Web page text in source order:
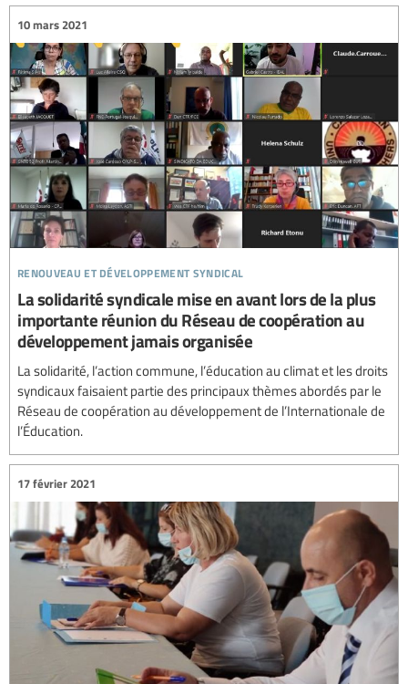
renouveau et développement syndical
10 mars 2021
La solidarité syndicale mise en avant lors de la plus
importante réunion du Réseau de coopération au
développement jamais organisée
La solidarité, l’action commune, l’éducation au climat et les droits
syndicaux faisaient partie des principaux thèmes abordés par le
Réseau de coopération au développement de l’Internationale de
l’Éducation.
17 février 2021